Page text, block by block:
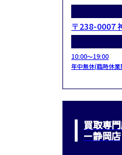
〒238-0007
10:00～19:00
年中無休(臨時休業
買取専
ー静岡店